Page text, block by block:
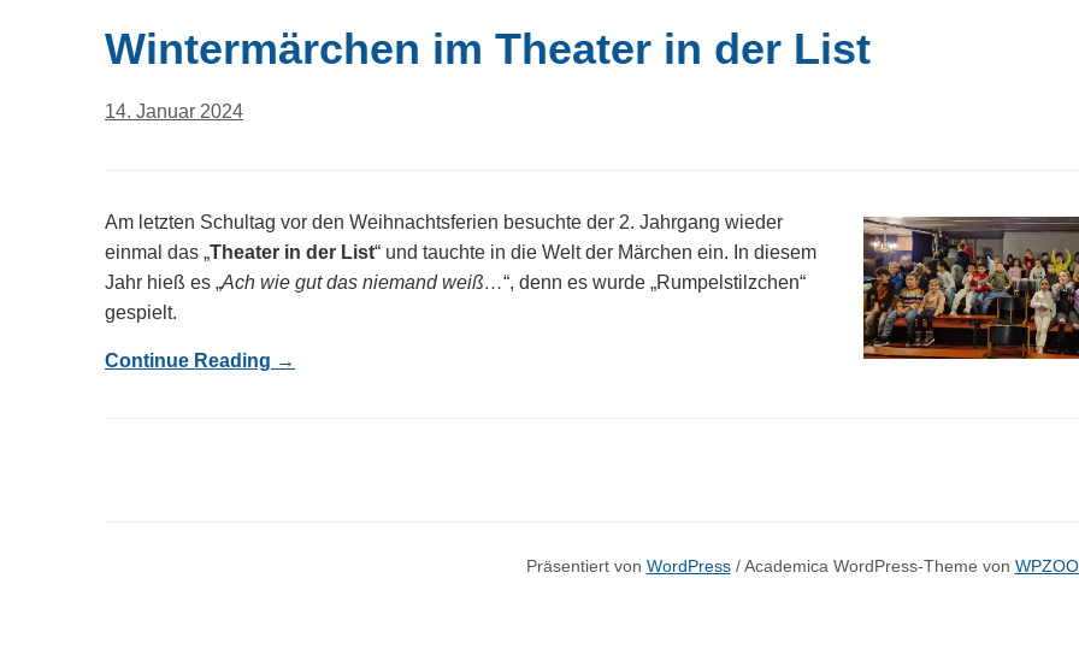
Wintermärchen im Theater in der List
14. Januar 2024
Am letzten Schultag vor den Weihnachtsferien besuchte der 2. Jahrgang wieder
einmal das „Theater in der List“ und tauchte in die Welt der Märchen ein. In diesem
Jahr hieß es „Ach wie gut das niemand weiß…“, denn es wurde „Rumpelstilzchen“
gespielt.
Continue Reading →
Präsentiert von WordPress/ Academica WordPress-Theme von